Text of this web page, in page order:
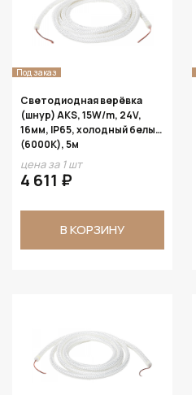
Под заказ
Светодиодная верёвка
(шнур) AKS, 15W/m, 24V,
16мм, IP65, холодный белый
(6000K), 5м
цена за 1 шт
4 611 ₽
В КОРЗИНУ